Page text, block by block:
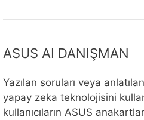
ASUS AI DANIŞMAN
Yazılan soruları veya
yapay zeka teknolojisini
kullanıcıların ASUS